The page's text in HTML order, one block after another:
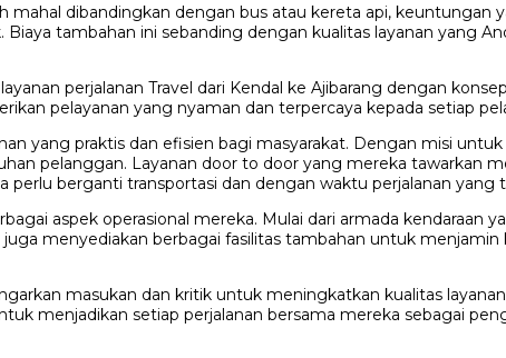
dibandingkan dengan bus atau kereta api, keuntungan
tambahan ini sebanding dengan kualitas layanan yang
perjalanan Travel dari Kendal ke Ajibarang dengan
pelayanan yang nyaman dan terpercaya kepada setiap
yang praktis dan efisien bagi masyarakat. Dengan misi
pelanggan. Layanan door to door yang mereka tawarkan
berganti transportasi dan dengan waktu perjalanan yang
aspek operasional mereka. Mulai dari armada kendaraan
menyediakan berbagai fasilitas tambahan untuk
masukan dan kritik untuk meningkatkan kualitas
menjadikan setiap perjalanan bersama mereka sebagai